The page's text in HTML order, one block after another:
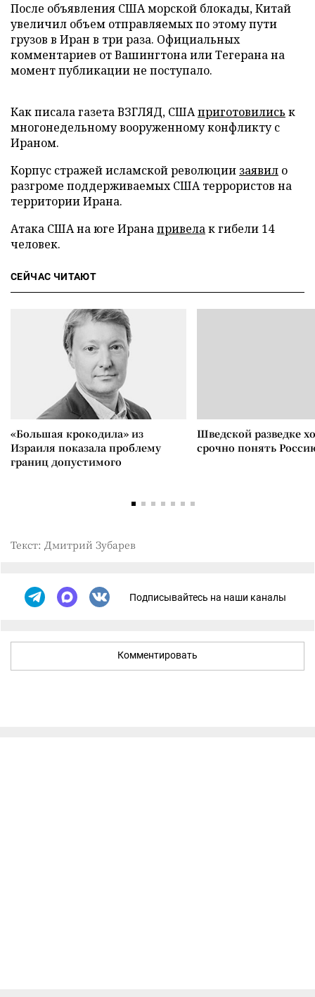
После объявления США морской блокады, Китай
увеличил объем отправляемых по этому пути
грузов в Иран в три раза. Официальных
комментариев от Вашингтона или Тегерана на
момент публикации не поступало.
Как писала газета ВЗГЛЯД, СШАприготовились к
многонедельному вооруженному конфликту с
Ираном.
Корпус стражей исламской революции заявил о
разгроме поддерживаемых США террористов на
территории Ирана.
Атака США на юге Иранапривелак гибели 14
человек.
СЕЙЧАС ЧИТАЮТ
«Большая крокодила» из
Израиля показала проблему
границ допустимого
Шведской разведке
срочно понять
Текст: Дмитрий Зубарев
Подписывайтесь на наши каналы
Комментировать